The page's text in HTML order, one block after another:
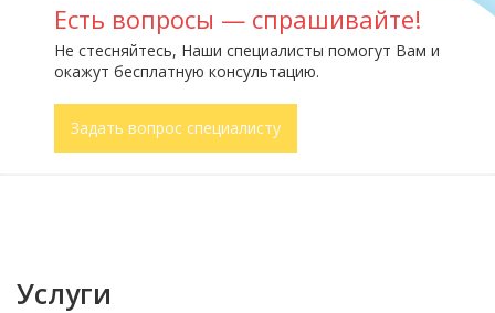
Есть вопросы — спрашивайте!
Не стесняйтесь, Наши специалисты помогут Вам и
окажут бесплатную консультацию.
Задать вопрос специалисту
Услуги